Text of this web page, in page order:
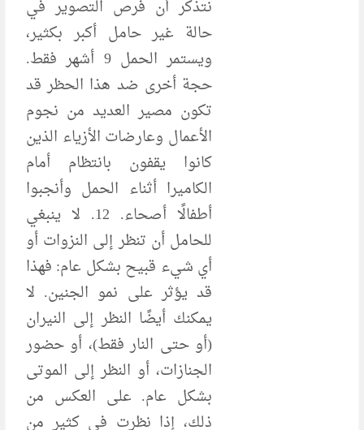
نتذكر أن فرص التصوير في
حالة غير حامل أكبر بكثير،
ويستمر الحمل 9 أشهر فقط.
حجة أخرى ضد هذا الحظر قد
تكون مصير العديد من نجوم
الأعمال وعارضات الأزياء الذين
كانوا يقفون بانتظام أمام
الكاميرا أثناء الحمل وأنجبوا
أطفالًا أصحاء. 12. لا ينبغي
للحامل أن تنظر إلى النزوات أو
أي شيء قبيح بشكل عام: فهذا
قد يؤثر على نمو الجنين. لا
يمكنك أيضًا النظر إلى النيران
(أو حتى النار فقط)، أو حضور
الجنازات، أو النظر إلى الموتى
بشكل عام. على العكس من
ذلك، إذا نظرت في كثير من